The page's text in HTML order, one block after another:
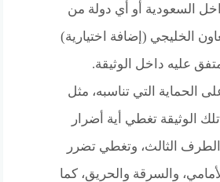
السعودية أو أي دولة من
الخليجي (إضافة اختيارية)
عليه داخل الوثيقة.
الحماية التي تناسبه، مثل
الوثيقة تغطي أية أضرار
الثالث، وتغطي تضرر
والسرقة والحريق، كما